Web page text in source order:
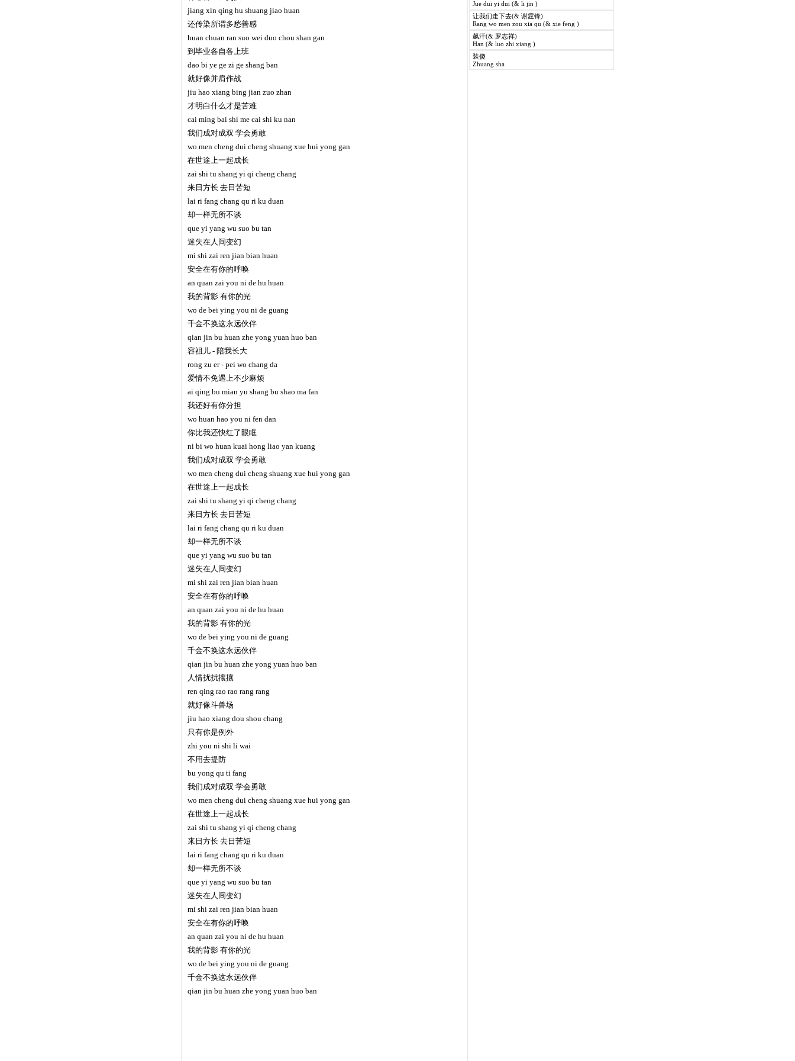
jiang xin qing hu shuang jiao huan
还传染所谓多愁善感
huan chuan ran suo wei duo chou shan gan
到毕业各自各上班
dao bi ye ge zi ge shang ban
就好像并肩作战
jiu hao xiang bing jian zuo zhan
才明白什么才是苦难
cai ming bai shi me cai shi ku nan
我们成对成双 学会勇敢
wo men cheng dui cheng shuang xue hui yong gan
在世途上一起成长
zai shi tu shang yi qi cheng chang
来日方长 去日苦短
lai ri fang chang qu ri ku duan
却一样无所不谈
que yi yang wu suo bu tan
迷失在人间变幻
mi shi zai ren jian bian huan
安全在有你的呼唤
an quan zai you ni de hu huan
我的背影 有你的光
wo de bei ying you ni de guang
千金不换这永远伙伴
qian jin bu huan zhe yong yuan huo ban
容祖儿 - 陪我长大
rong zu er - pei wo chang da
爱情不免遇上不少麻烦
ai qing bu mian yu shang bu shao ma fan
我还好有你分担
wo huan hao you ni fen dan
你比我还快红了眼眶
ni bi wo huan kuai hong liao yan kuang
我们成对成双 学会勇敢
wo men cheng dui cheng shuang xue hui yong gan
在世途上一起成长
zai shi tu shang yi qi cheng chang
来日方长 去日苦短
lai ri fang chang qu ri ku duan
却一样无所不谈
que yi yang wu suo bu tan
迷失在人间变幻
mi shi zai ren jian bian huan
安全在有你的呼唤
an quan zai you ni de hu huan
我的背影 有你的光
wo de bei ying you ni de guang
千金不换这永远伙伴
qian jin bu huan zhe yong yuan huo ban
人情扰扰攘攘
ren qing rao rao rang rang
就好像斗兽场
jiu hao xiang dou shou chang
只有你是例外
zhi you ni shi li wai
不用去提防
bu yong qu ti fang
我们成对成双 学会勇敢
wo men cheng dui cheng shuang xue hui yong gan
在世途上一起成长
zai shi tu shang yi qi cheng chang
来日方长 去日苦短
lai ri fang chang qu ri ku duan
却一样无所不谈
que yi yang wu suo bu tan
迷失在人间变幻
mi shi zai ren jian bian huan
安全在有你的呼唤
an quan zai you ni de hu huan
我的背影 有你的光
wo de bei ying you ni de guang
千金不换这永远伙伴
qian jin bu huan zhe yong yuan huo ban
Jue dui yi dui (& li jin )
让我们走下去(& 谢霆锋)
Rang wo men zou xia qu (& xie feng )
飙汗(& 罗志祥)
Han (& luo zhi xiang )
装傻
Zhuang sha